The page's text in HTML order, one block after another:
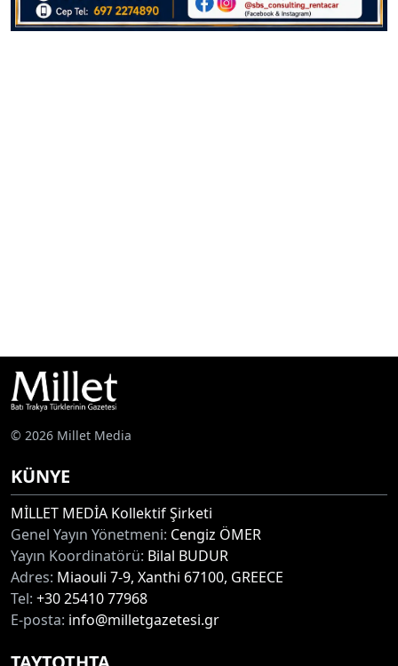
© 2026 Millet Media
KÜNYE
MİLLET MEDİA Kollektif Şirketi
Genel Yayın Yönetmeni: Cengiz ÖMER
Yayın Koordinatörü: Bilal BUDUR
Adres: Miaouli 7-9, Xanthi 67100, GREECE
Tel: +30 25410 77968
E-posta: info@milletgazetesi.gr